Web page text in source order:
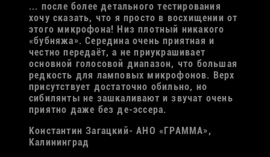
... после более детального тестирования
хочу сказать, что я просто в восхищении от
этого микрофона! Низ плотный никакого
«бубняжа». Середина очень приятная и
честно передаёт, а не приукрашивает
основной голосовой диапазон, что большая
редкость для ламповых микрофонов. Верх
присутствует достаточно обильно, но
сибилянты не зашкаливают и звучат очень
приятно даже без де-эссера.
Константин Загацкий- АНО «ГРАММА»,
Калининград